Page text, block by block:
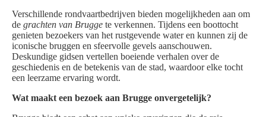
Verschillende rondvaartbedrijven bieden mogelijkheden aan om
de grachten van Brugge te verkennen. Tijdens een boottocht
genieten bezoekers van het rustgevende water en kunnen zij de
iconische bruggen en sfeervolle gevels aanschouwen.
Deskundige gidsen vertellen boeiende verhalen over de
geschiedenis en de betekenis van de stad, waardoor elke tocht
een leerzame ervaring wordt.
Wat maakt een bezoek aan Brugge onvergetelijk?